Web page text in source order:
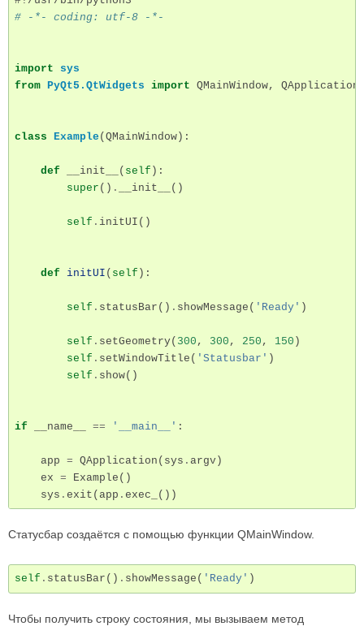
# -*- coding: utf-8 -*-
import
sys
from
PyQt5.QtWidgets import QMainWindow, QApplication
class Example ( QMainWindow):
def __init__ ( self ):
super () . __init__ ()
self . initUI ()
def initUI ( self ):
self . statusBar () . showMessage ( 'Ready' )
self . setGeometry( 300 , 300 , 250 , 150 )
self . setWindowTitle ( 'Statusbar' )
self . show()
if __name__ == '__main__' :
app = QApplication ( sys . argv)
ex = Example ()
sys . exit ( app . exec_ ())
Статусбар создаётся с помощью функции QMainWindow.
self . statusBar () . showMessage ( 'Ready' )
Чтобы получить строку состояния, мы вызываем метод